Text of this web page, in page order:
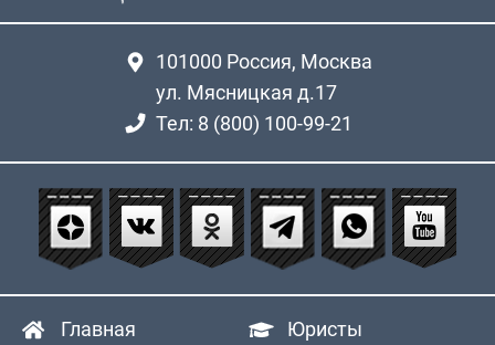
101000 Россия, Москва
ул. Мясницкая д.17
Тел: 8 (800) 100-99-21
Главная Юристы